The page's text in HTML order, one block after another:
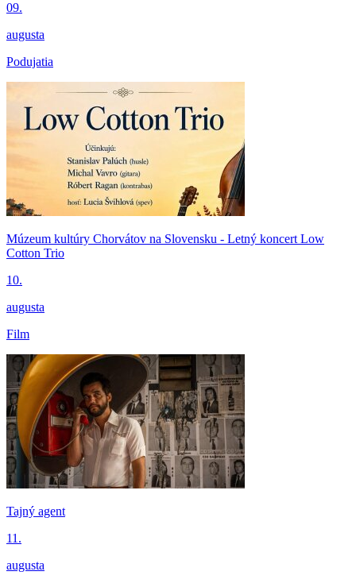
09.
augusta
Podujatia
Múzeum kultúry Chorvátov na Slovensku - Letný koncert Low
Cotton Trio
10.
augusta
Film
Tajný agent
11.
augusta